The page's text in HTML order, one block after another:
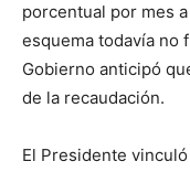
porcentual por mes
esquema todavía no
Gobierno anticipó
de la recaudación.
El Presidente